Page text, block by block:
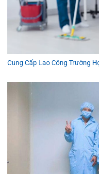
Cung Cấp Lao Công Trường